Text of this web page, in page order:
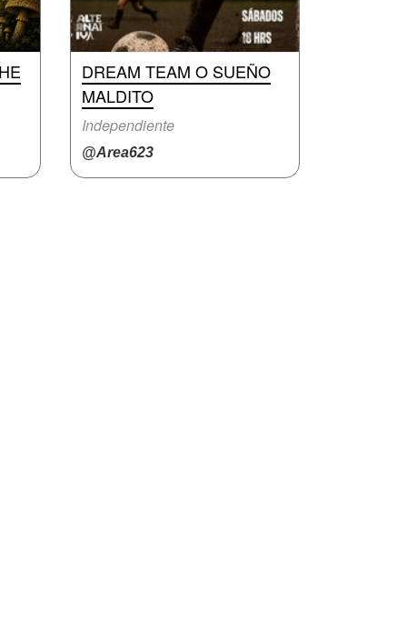
DREAM TEAM O SUEÑO
MALDITO
Independiente
@Area623